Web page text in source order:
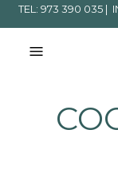
TEL: 973 390 035 |